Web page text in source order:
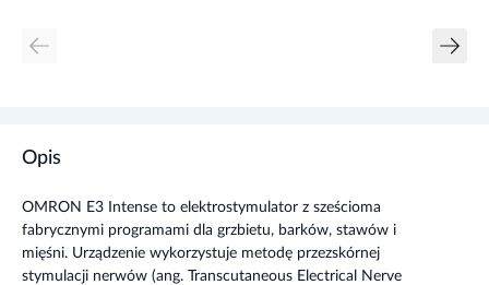
Opis
OMRON E3 Intense to elektrostymulator z sześcioma
fabrycznymi programami dla grzbietu, barków, stawów i
mięśni. Urządzenie wykorzystuje metodę przezskórnej
stymulacji nerwów (ang. Transcutaneous Electrical Nerve